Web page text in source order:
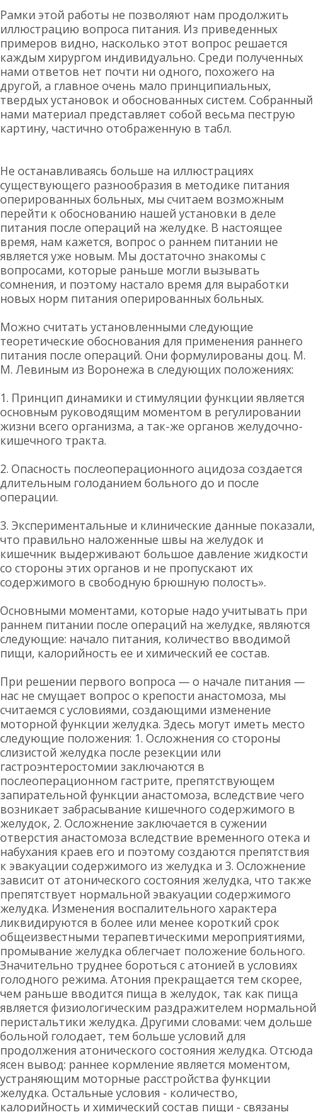
Рамки этой работы не позволяют нам продолжить
иллюстрацию вопроса питания. Из приведенных
примеров видно, насколько этот вопрос решается
каждым хирургом индивидуально. Среди полученных
нами ответов нет почти ни одного, похожего на
другой, а главное очень мало принципиальных,
твердых установок и обоснованных систем. Собранный
нами материал представляет собой весьма пеструю
картину, частично отображенную в табл.
Не останавливаясь больше на иллюстрациях
существующего разнообразия в методике питания
оперированных больных, мы считаем возможным
перейти к обоснованию нашей установки в деле
питания после операций на желудке. В настоящее
время, нам кажется, вопрос о раннем питании не
является уже новым. Мы достаточно знакомы с
вопросами, которые раньше могли вызывать
сомнения, и поэтому настало время для выработки
новых норм питания оперированных больных.
Можно считать установленными следующие
теоретические обоснования для применения раннего
питания после операций. Они формулированы доц. М.
М. Левиным из Воронежа в следующих положениях:
1. Принцип динамики и стимуляции функции является
основным руководящим моментом в регулировании
жизни всего организма, а так-же органов желудочно-
кишечного тракта.
2. Опасность послеоперационного ацидоза создается
длительным голоданием больного до и после
операции.
3. Экспериментальные и клинические данные показали,
что правильно наложенные швы на желудок и
кишечник выдерживают большое давление жидкости
со стороны этих органов и не пропускают их
содержимого в свободную брюшную полость».
Основными моментами, которые надо учитывать при
раннем питании после операций на желудке, являются
следующие: начало питания, количество вводимой
пищи, калорийность ее и химический ее состав.
При решении первого вопроса — о начале питания —
нас не смущает вопрос о крепости анастомоза, мы
считаемся с условиями, создающими изменение
моторной функции желудка. Здесь могут иметь место
следующие положения: 1. Осложнения со стороны
слизистой желудка после резекции или
гастроэнтеростомии заключаются в
послеоперационном гастрите, препятствующем
запирательной функции анастомоза, вследствие чего
возникает забрасывание кишечного содержимого в
желудок, 2. Осложнение заключается в сужении
отверстия анастомоза вследствие временного отека и
набухания краев его и поэтому создаются препятствия
к эвакуации содержимого из желудка и 3. Осложнение
зависит от атонического состояния желудка, что также
препятствует нормальной эвакуации содержимого
желудка. Изменения воспалительного характера
ликвидируются в более или менее короткий срок
общеизвестными терапевтическими мероприятиями,
промывание желудка облегчает положение больного.
Значительно труднее бороться с атонией в условиях
голодного режима. Атония прекращается тем скорее,
чем раньше вводится пища в желудок, так как пища
является физиологическим раздражителем нормальной
перистальтики желудка. Другими словами: чем дольше
больной голодает, тем больше условий для
продолжения атонического состояния желудка. Отсюда
ясен вывод: раннее кормление является моментом,
устраняющим моторные расстройства функции
желудка. Остальные условия - количество,
калорийность и химический состав пищи - связаны